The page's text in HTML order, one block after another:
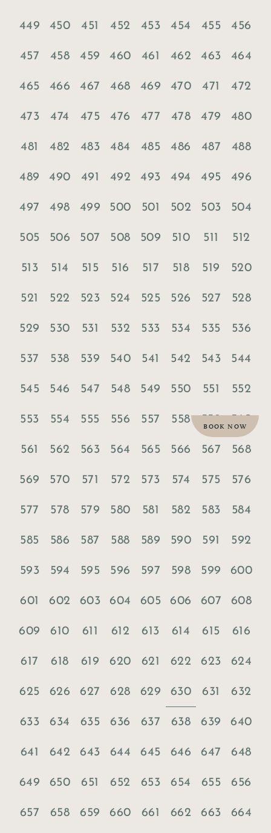
BOOK NOW
449 450 451 452 453 454 455 456
457 458 459 460 461 462 463 464
465 466 467 468 469 470 471 472
473 474 475 476 477 478 479 480
481 482 483 484 485 486 487 488
489 490 491 492 493 494 495 496
497 498 499 500 501 502 503 504
505 506 507 508 509 510 511 512
513 514 515 516 517 518 519 520
521 522 523 524 525 526 527 528
529 530 531 532 533 534 535 536
537 538 539 540 541 542 543 544
545 546 547 548 549 550 551 552
553 554 555 556 557 558
561 562 563 564 565 566 567 568
569 570 571 572 573 574 575 576
577 578 579 580 581 582 583 584
585 586 587 588 589 590 591 592
593 594 595 596 597 598 599 600
601 602 603 604 605 606 607 608
609 610 611 612 613 614 615 616
617 618 619 620 621 622 623 624
625 626 627 628 629 630 631 632
633 634 635 636 637 638 639 640
641 642 643 644 645 646 647 648
649 650 651 652 653 654 655 656
657 658 659 660 661 662 663 664